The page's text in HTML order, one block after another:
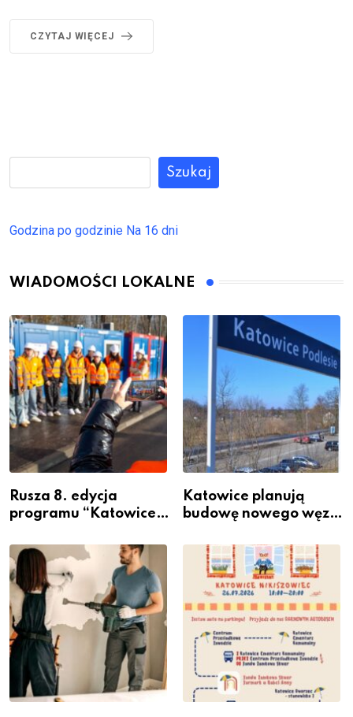
CZYTAJ WIĘCEJ
Szukaj
Godzina po godzinie Na 16 dni
WIADOMOŚCI LOKALNE
Rusza 8. edycja
programu “Katowice
– nabór dla
przedsiębiorców
Katowice planują
budowę nowego węzła
Podlesiu